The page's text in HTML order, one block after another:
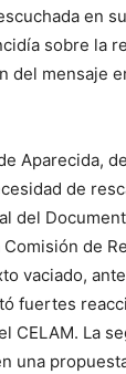
en
sobre la
del mensaje
Aparecida,
de
del
de
vaciado,
fuertes
CELAM. La
una